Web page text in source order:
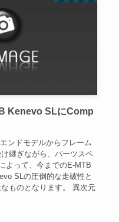
Kenevo SLにComp
ンドモデルからフレーム
継ぎながら、パーツスペ
よって、今までのE-MTB
SLの圧倒的な走破性と
ものとなります。 異次元